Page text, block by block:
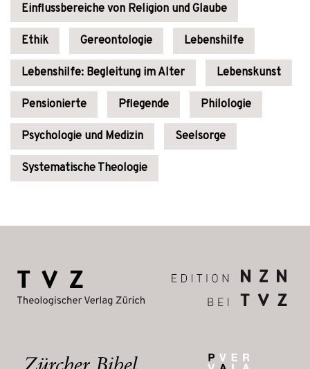
Einflussbereiche von Religion und Glaube
Ethik Gereontologie Lebenshilfe
Lebenshilfe: Begleitung im Alter Lebenskunst
Pensionierte Pflegende Philologie
Psychologie und Medizin Seelsorge
Systematische Theologie